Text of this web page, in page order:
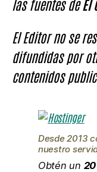
las fuentes deEl
El Editor no se
difundidas por
contenidos
Desde 2013
nuestro
Obtén un